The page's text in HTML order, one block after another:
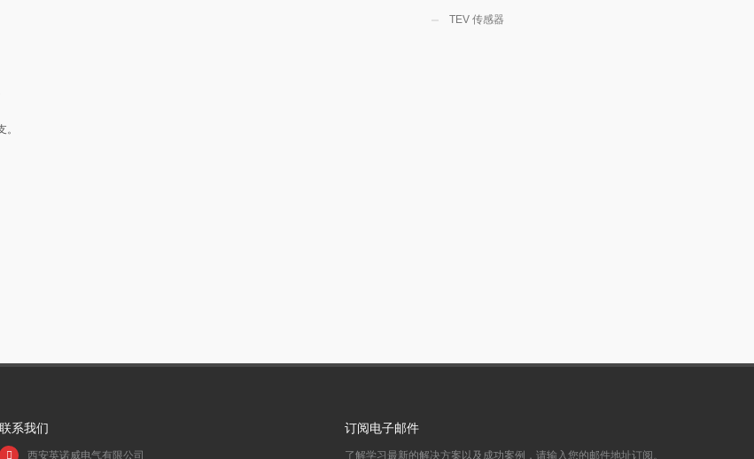
TEV 传感器
联系我们
西安英诺威电气有限公司
订阅电子邮件
了解学习最新的解决方案以及成功案例，请输入您的邮件地址订阅。